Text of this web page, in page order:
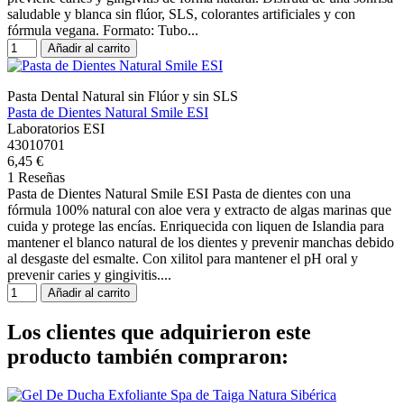
saludable y blanca sin flúor, SLS, colorantes artificiales y con
fórmula vegana. Formato: Tubo...
Añadir al carrito
Pasta Dental Natural sin Flúor y sin SLS
Pasta de Dientes Natural Smile ESI
Laboratorios ESI
43010701
6,45 €
1 Reseñas
Pasta de Dientes Natural Smile ESI Pasta de dientes con una
fórmula 100% natural con aloe vera y extracto de algas marinas que
cuida y protege las encías. Enriquecida con liquen de Islandia para
mantener el blanco natural de los dientes y prevenir manchas debido
al desgaste del esmalte. Con xilitol para mantener el pH oral y
prevenir caries y gingivitis....
Añadir al carrito
Los clientes que adquirieron este
producto también compraron: